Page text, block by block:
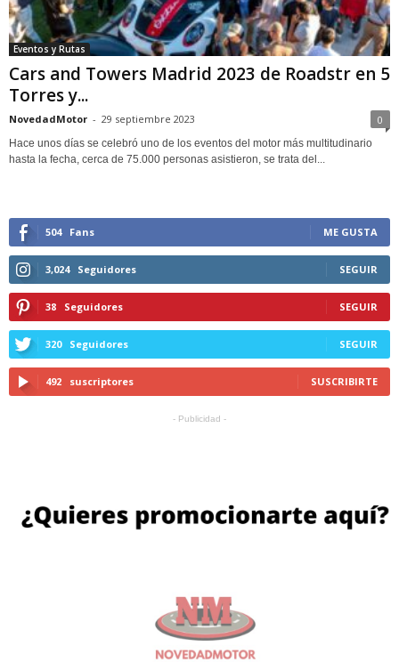
Eventos y Rutas
Cars and Towers Madrid 2023 de Roadstr en 5
Torres y...
NovedadMotor - 29 septiembre 2023 0
Hace unos días se celebró uno de los eventos del motor más multitudinario
hasta la fecha, cerca de 75.000 personas asistieron, se trata del...
504 Fans ME GUSTA
3,024 Seguidores SEGUIR
38 Seguidores SEGUIR
320 Seguidores SEGUIR
492 suscriptores SUSCRIBIRTE
- Publicidad -